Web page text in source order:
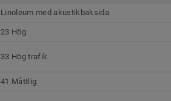
Linoleum med akustikbaksida
23 Hög
33 Hög trafik
41 Måttlig